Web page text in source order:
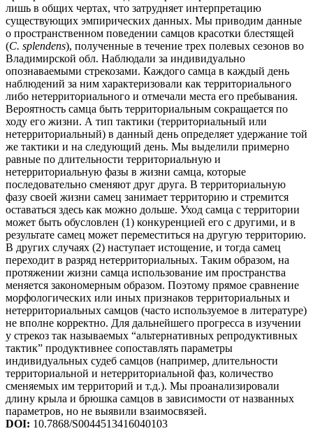
лишь в общих чертах, что затрудняет интерпретацию
существующих эмпирических данных. Мы приводим данные
о пространственном поведении самцов красотки блестящей
(C. splendens), полученные в течение трех полевых сезонов во
Владимирской обл. Наблюдали за индивидуально
опознаваемыми стрекозами. Каждого самца в каждый день
наблюдений за ним характеризовали как территориального
либо нетерриториального и отмечали места его пребывания.
Вероятность самца быть территориальным сокращается по
ходу его жизни. А тип тактики (территориальный или
нетерриториальный) в данный день определяет удержание той
же тактики и на следующий день. Мы выделили примерно
равные по длительности территориальную и
нетерриториальную фазы в жизни самца, которые
последовательно сменяют друг друга. В территориальную
фазу своей жизни самец занимает территорию и стремится
оставаться здесь как можно дольше. Уход самца с территории
может быть обусловлен (1) конкуренцией его с другими, и в
результате самец может переместиться на другую территорию.
В других случаях (2) наступает истощение, и тогда самец
переходит в разряд нетерриториальных. Таким образом, на
протяжении жизни самца использование им пространства
меняется закономерным образом. Поэтому прямое сравнение
морфологических или иных признаков территориальных и
нетерриториальных самцов (часто используемое в литературе)
не вполне корректно. Для дальнейшего прогресса в изучении
у стрекоз так называемых “альтернативных репродуктивных
тактик” продуктивнее сопоставлять параметры
индивидуальных судеб самцов (например, длительности
территориальной и нетерриториальной фаз, количество
сменяемых им территорий и т.д.). Мы проанализировали
длину крыла и брюшка самцов в зависимости от названных
параметров, но не выявили взаимосвязей.
DOI: 10.7868/S0044513416040103